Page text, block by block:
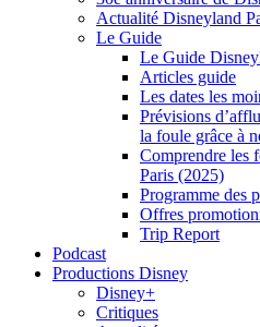
Actualité Disneyland
Le Guide
Le Guide
Articles guide
Les dates les
Prévisions
la foule grâce à
Comprendre les
Paris (2025)
Programme des
Offres
Trip Report
Podcast
Productions Disney
Disney+
Critiques